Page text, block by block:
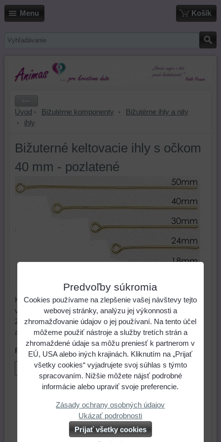
Menu Košík
Úvod Bižutérne komponenty
Bižutérne ihly a nity
ihly
Bižuterné keltovacie ihly s očkom
40 mm - pozlatené
Keltovacia bižutérna ihla s očkom vhodná na vytvorenie
visiacej náušnice, náhrdelníku. Dĺžka 40 mm, farba: zlatá.
Zloženie: obecný kov. Poznámka: Možnosť výberu 30
alebo 100 kusového zvýhodneného balenia.
Počet kusov
Cena: 0,12 €
ks Do košíka
Predvoľby súkromia
Cookies používame na zlepšenie vašej návštevy tejto
webovej stránky, analýzu jej výkonnosti a
zhromažďovanie údajov o jej používaní. Na tento účel
môžeme použiť nástroje a služby tretích strán a
zhromaždené údaje sa môžu preniesť k partnerom v
EÚ, USA alebo iných krajinách. Kliknutím na „Prijať
všetky cookies“ vyjadrujete svoj súhlas s týmto
spracovaním. Nižšie môžete nájsť podrobné
informácie alebo upraviť svoje preferencie.
Zásady ochrany osobných údajov
Ukázať podrobnosti
Prijať všetky cookies